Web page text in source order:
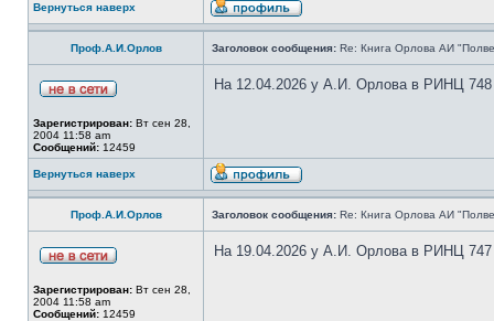
Вернуться наверх
Проф.А.И.Орлов Заголовок сообщения: Re: Книга Орлова АИ
Зарегистрирован: Вт сен 28,
2004 11:58 am
Сообщений: 12459
На 12.04.2026 у А.И. Орлова в РИНЦ 748
Вернуться наверх
Проф.А.И.Орлов Заголовок сообщения: Re: Книга Орлова АИ
Зарегистрирован: Вт сен 28,
2004 11:58 am
Сообщений: 12459
На 19.04.2026 у А.И. Орлова в РИНЦ 747